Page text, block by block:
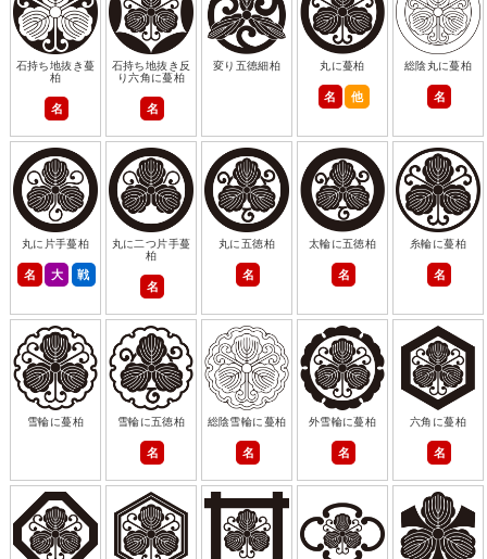
石持ち地抜き蔓
柏
名
石持ち地抜き反
り六角に蔓柏
名
変り五徳細柏 丸に蔓柏
名 他
総陰丸に蔓柏
名
丸に片手蔓柏
名 大 戦
丸に二つ片手蔓
柏
名
丸に五徳柏
名
太輪に五徳柏
名
糸輪に蔓柏
名
雪輪に蔓柏 雪輪に五徳柏
名
総陰雪輪に蔓柏
名
外雪輪に蔓柏
名
六角に蔓柏
名